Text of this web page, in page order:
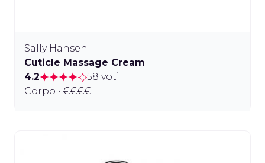
Sally Hansen
Cuticle Massage Cream
4.2
58 voti
Corpo • €€€€